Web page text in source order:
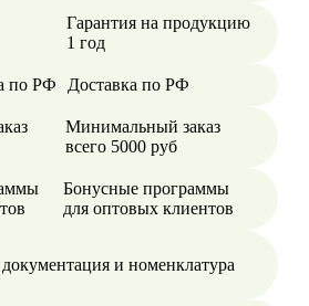
Гарантия на продукцию
1 год
Доставка по РФ
Минимальный заказ
всего 5000 руб
Бонусные программы
для оптовых клиентов
и номенклатура